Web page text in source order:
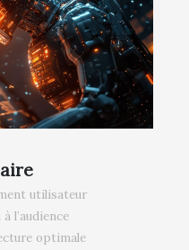
utilisateur
l’audience
optimale